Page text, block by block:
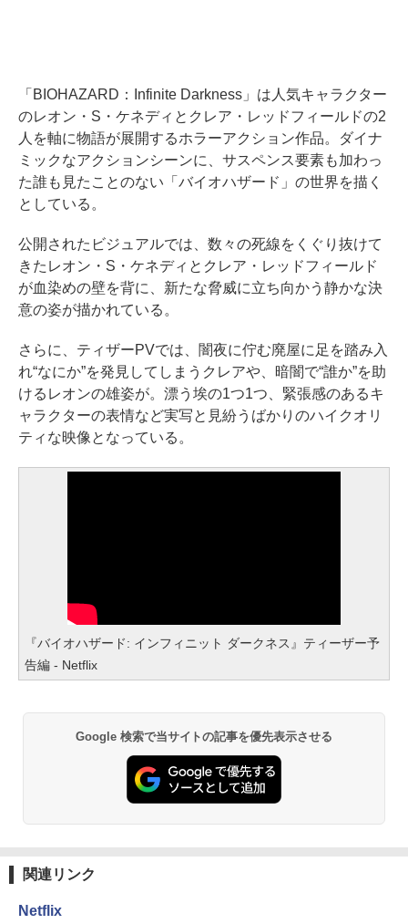
「BIOHAZARD：Infinite Darkness」は⼈気キャラクター
のレオン・S・ケネディとクレア・レッドフィールドの2
⼈を軸に物語が展開するホラーアクション作品。ダイナ
ミックなアクションシーンに、サスペンス要素も加わっ
た誰も⾒たことのない「バイオハザード」の世界を描く
としている。
公開されたビジュアルでは、数々の死線をくぐり抜けて
きたレオン・S・ケネディとクレア・レッドフィールド
が⾎染めの壁を背に、新たな脅威に⽴ち向かう静かな決
意の姿が描かれている。
さらに、ティザーPVでは、闇夜に佇む廃屋に⾜を踏み⼊
れ“なにか”を発⾒してしまうクレアや、暗闇で“誰か”を助
けるレオンの雄姿が。漂う埃の1つ1つ、緊張感のあるキ
ャラクターの表情など実写と⾒紛うばかりのハイクオリ
ティな映像となっている。
『バイオハザード: インフィニット ダークネス』ティーザー予
告編 - Netflix
Google 検索で当サイトの記事を優先表示させる
関連リンク
Netflix